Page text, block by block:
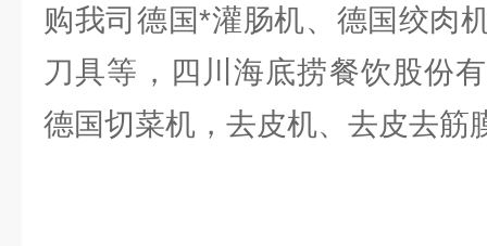
购我司德国*灌肠机、德国绞肉
刀具等，四川海底捞餐饮股份
德国切菜机，去皮机、去皮去筋